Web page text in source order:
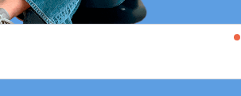
Нажимая кнопку, Вы разрешаете